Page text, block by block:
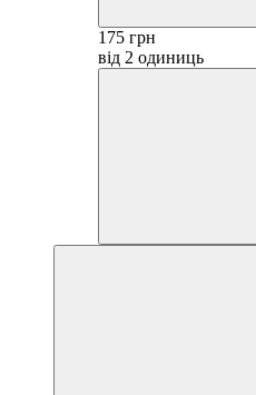
175 грн
від 2 одиниць